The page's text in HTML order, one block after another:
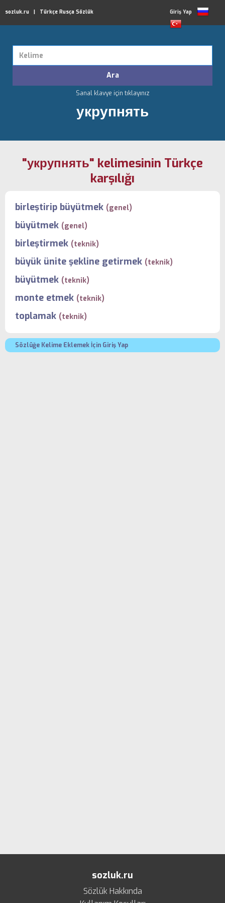
sozluk.ru | Türkçe Rusça Sözlük Giriş Yap
Sanal klavye için tıklayınız
укрупнять
"укрупнять" kelimesinin Türkçe
karşılığı
birleştirip büyütmek (genel)
büyütmek (genel)
birleştirmek (teknik)
büyük ünite şekline getirmek (teknik)
büyütmek (teknik)
monte etmek (teknik)
toplamak (teknik)
Sözlüğe Kelime Eklemek İçin Giriş Yap
sozluk.ru
Sözlük Hakkında